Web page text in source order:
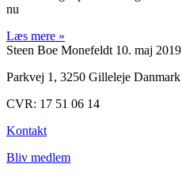
nu
Læs mere »
Steen Boe Monefeldt 10. maj 2019
Parkvej 1, 3250 Gilleleje Danmark
CVR: 17 51 06 14
Kontakt
Bliv medlem